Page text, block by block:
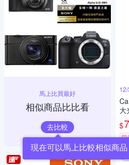
馬上比買最好
相似商品比比看
去比較
現在可以馬上比較相似商品
大
$
限